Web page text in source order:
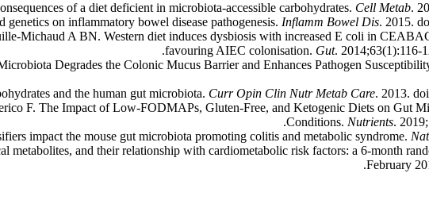
of a diet deficient in microbiota-accessible carbohydrates. Cell Metab.
on inflammatory bowel disease pathogenesis. Inflamm Bowel Dis. 2015.
Michaud A BN. Western diet induces dysbiosis with increased E coli in
favouring AIEC colonisation. Gut. 2014;63(1):116-
Degrades the Colonic Mucus Barrier and Enhances Pathogen
and the human gut microbiota. Curr Opin Clin Nutr Metab Care. 2013.
F. The Impact of Low-FODMAPs, Gluten-Free, and Ketogenic Diets on Gut
Conditions. Nutrients.
impact the mouse gut microbiota promoting colitis and metabolic syndrome.
metabolites, and their relationship with cardiometabolic risk factors: a 6-month
February